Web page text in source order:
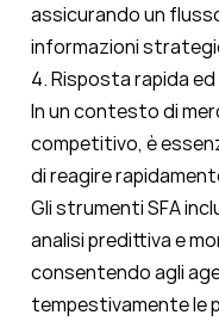
assicurando un
informazioni
4. Risposta rapida
In un contesto di
competitivo, è
di reagire
Gli strumenti SFA
analisi predittiva e
consentendo agli
tempestivamente le